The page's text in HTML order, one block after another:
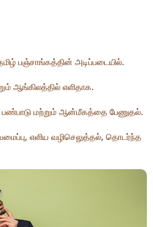
பஞ்சாங்கத்தின் அடிப்படையில்.
ஆங்கிலத்தில் எளிதாக.
பண்பாடு மற்றும் ஆன்மீகத்தை பேணுதல்.
எளிய வழிசெலுத்தல், தொடர்ந்த